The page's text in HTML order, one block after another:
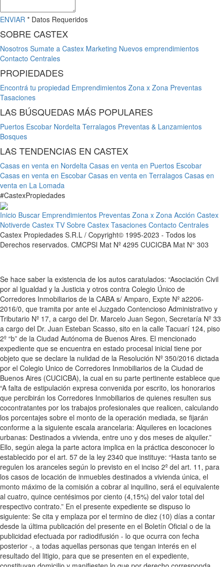
ENVIAR * Datos Requeridos
SOBRE CASTEX
Nosotros Sumate a Castex Marketing Nuevos emprendimientos
Contacto Centrales
PROPIEDADES
Encontrá tu propiedad Emprendimientos Zona x Zona Preventas
Tasaciones
LAS BÚSQUEDAS MÁS POPULARES
Puertos Escobar Nordelta Terralagos Preventas & Lanzamientos
Bosques
LAS TENDENCIAS EN CASTEX
Casas en venta en Nordelta Casas en venta en Puertos Escobar
Casas en venta en Escobar Casas en venta en Terralagos Casas en
venta en La Lomada
#CastexPropiedades
Inicio Buscar Emprendimientos Preventas Zona x Zona Acción Castex
Notiverde Castex TV Sobre Castex Tasaciones Contacto Centrales
Castex Propiedades S.R.L / Copyright© 1995-2023 - Todos los
Derechos reservados. CMCPSI Mat Nº 4295 CUCICBA Mat N° 303
Se hace saber la existencia de los autos caratulados: “Asociación Civil
por al Igualdad y la Justicia y otros contra Colegio Único de
Corredores Inmobiliarios de la CABA s/ Amparo, Expte Nº a2206-
2016/0, que tramita por ante el Juzgado Contencioso Administrativo y
Tributario Nº 17, a cargo del Dr. Marcelo Juan Segon, Secretaría Nº 33
a cargo del Dr. Juan Esteban Scasso, sito en la calle Tacuarí 124, piso
2º “b” de la Ciudad Autónoma de Buenos Aires. El mencionado
expediente que se encuentra en estado procesal inicial tiene por
objeto que se declare la nulidad de la Resolución Nº 350/2016 dictada
por el Colegio Unico de Corredores Inmobiliarios de la Ciudad de
Buenos Aires (CUCICBA), la cual en su parte pertinente establece que
“A falta de estipulación expresa convenida por escrito, los honorarios
que percibirán los Corredores Inmobiliarios de quienes resulten sus
cocontratantes por los trabajos profesionales que realicen, calculando
los porcentajes sobre el monto de la operación mediada, se fijarán
conforme a la siguiente escala arancelaria: Alquileres en locaciones
urbanas: Destinados a vivienda, entre uno y dos meses de alquiler.”
Ello, según alega la parte actora implica en la práctica desconocer lo
establecido por el art. 57 de la ley 2340 que instituye: “Hasta tanto se
regulen los aranceles según lo previsto en el inciso 2º del art. 11, para
los casos de locación de inmuebles destinados a vivienda única, el
monto máximo de la comisión a cobrar al inquilino, será el equivalente
al cuatro, quince centésimos por ciento (4,15%) del valor total del
respectivo contrato.” En el presente expediente se dispuso lo
siguiente: Se cita y emplaza por el termino de diez (10) días a contar
desde la última publicación del presente en el Boletín Oficial o de la
publicidad efectuada por radiodifusión - lo que ocurra con fecha
posterior -, a todas aquellas personas que tengan interés en el
resultado del litigio, para que se presenten en el expediente,